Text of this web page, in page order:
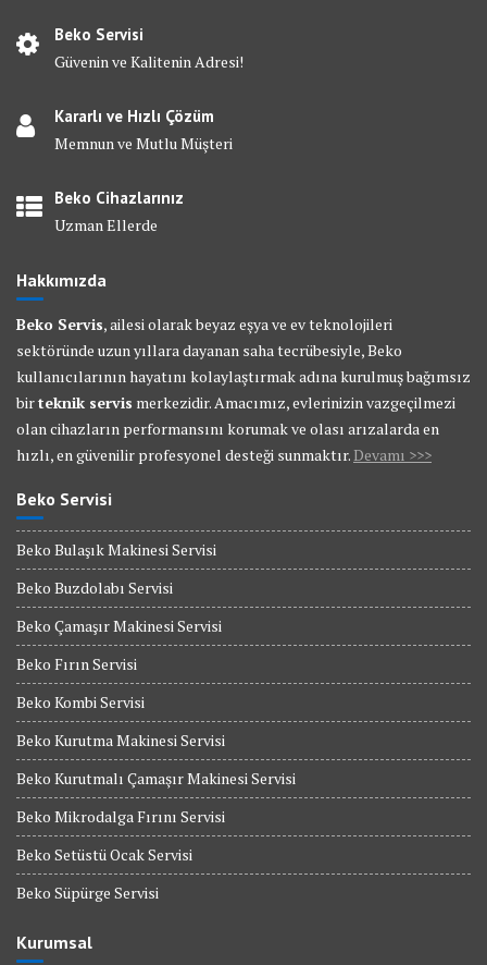
Beko Servisi
Güvenin ve Kalitenin Adresi!
Kararlı ve Hızlı Çözüm
Memnun ve Mutlu Müşteri
Beko Cihazlarınız
Uzman Ellerde
Hakkımızda
Beko Servis, ailesi olarak beyaz eşya ve ev teknolojileri
sektöründe uzun yıllara dayanan saha tecrübesiyle, Beko
kullanıcılarının hayatını kolaylaştırmak adına kurulmuş bağımsız
birteknik servis merkezidir. Amacımız, evlerinizin vazgeçilmezi
olan cihazların performansını korumak ve olası arızalarda en
hızlı, en güvenilir profesyonel desteği sunmaktır. Devamı >>>
Beko Servisi
Beko Bulaşık Makinesi Servisi
Beko Buzdolabı Servisi
Beko Çamaşır Makinesi Servisi
Beko Fırın Servisi
Beko Kombi Servisi
Beko Kurutma Makinesi Servisi
Beko Kurutmalı Çamaşır Makinesi Servisi
Beko Mikrodalga Fırını Servisi
Beko Setüstü Ocak Servisi
Beko Süpürge Servisi
Kurumsal